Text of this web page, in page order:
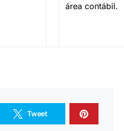
área contábil.
Tweet